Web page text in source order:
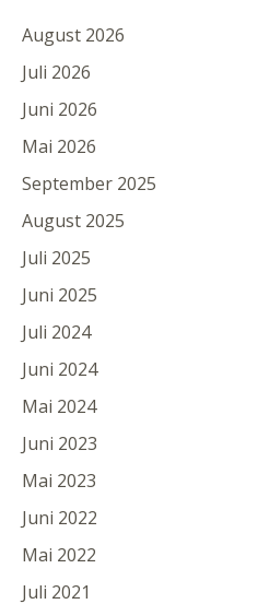
August 2026
Juli 2026
Juni 2026
Mai 2026
September 2025
August 2025
Juli 2025
Juni 2025
Juli 2024
Juni 2024
Mai 2024
Juni 2023
Mai 2023
Juni 2022
Mai 2022
Juli 2021